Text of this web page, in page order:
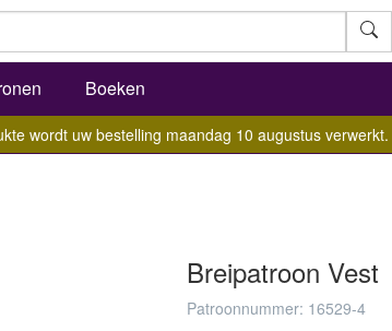
Boeken
wordt uw bestelling maandag 10 augustus verwerkt.
Breipatroon Vest
Patroonnummer: 16529-4